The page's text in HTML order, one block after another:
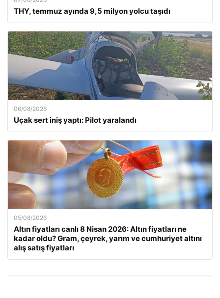
THY, temmuz ayında 9,5 milyon yolcu taşıdı
06/08/2026
Uçak sert iniş yaptı: Pilot yaralandı
05/08/2026
Altın fiyatları canlı 8 Nisan 2026: Altın fiyatları ne
kadar oldu? Gram, çeyrek, yarım ve cumhuriyet altını
alış satış fiyatları